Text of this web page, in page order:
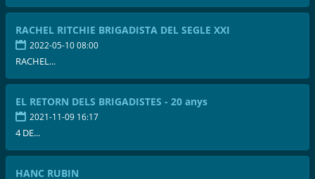
RACHEL RITCHIE BRIGADISTA DEL SEGLE XXI
2022-05-10 08:00
RACHEL...
EL RETORN DELS BRIGADISTES - 20 anys
2021-11-09 16:17
4 DE...
HANC RUBIN